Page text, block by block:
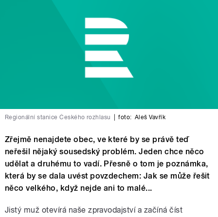
Regionální stanice Českého rozhlasu foto: Aleš Vavřík
Zřejmě nenajdete obec, ve které by se právě teď
neřešil nějaký sousedský problém. Jeden chce něco
udělat a druhému to vadí. Přesně o tom je poznámka,
která by se dala uvést povzdechem: Jak se může řešit
něco velkého, když nejde ani to malé...
Jistý muž otevírá naše zpravodajství a začíná číst